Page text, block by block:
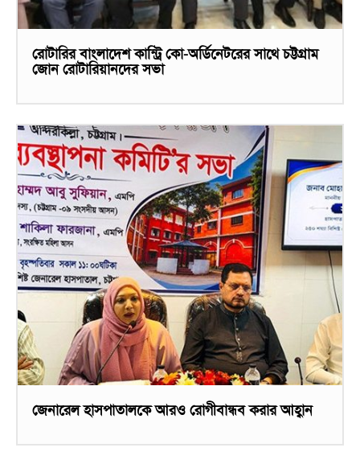
রোটারির বাংলাদেশ কান্ট্রি কো-অর্ডিনেটরের সাথে চট্টগ্রাম
জোন রোটারিয়ানদের সভা
জেনারেল হাসপাতালকে আরও রোগীবান্ধব করার আহ্বান